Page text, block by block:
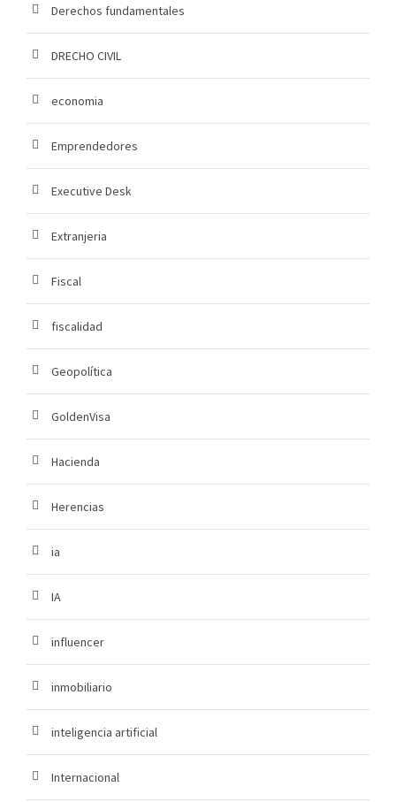
Derechos fundamentales
DRECHO CIVIL
economia
Emprendedores
Executive Desk
Extranjeria
Fiscal
fiscalidad
Geopolítica
GoldenVisa
Hacienda
Herencias
ia
IA
influencer
inmobiliario
inteligencia artificial
Internacional